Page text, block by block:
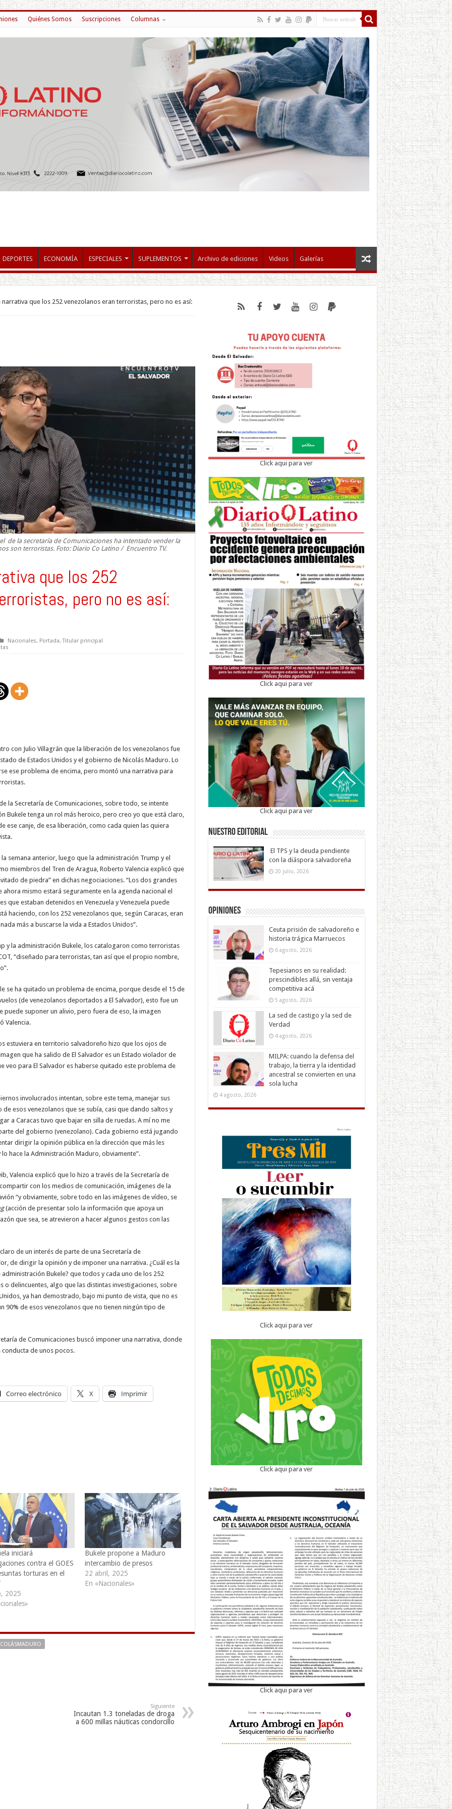
Quiénes Somos Suscripciones Columnas
DEPORTES ECONOMÍA ESPECIALES SUPLEMENTOS Archivo de ediciones Videos Galerías
narrativa que los 252 venezolanos eran terroristas, pero no es así:
de la secretaría de Comunicaciones ha intentado vender la
son terroristas. Foto: Diario Co Latino / Encuentro TV.
que los 252
pero no es así:
Nacionales, Portada,Titular principal
con Julio Villagrán que la liberación de los venezolanos fue
de Estados Unidos y el gobierno de Nicolás Maduro. Lo
ese problema de encima, pero montó una narrativa para
la Secretaría de Comunicaciones, sobre todo, se intente
Bukele tenga un rol más heroico, pero creo yo que está claro,
ese canje, de esa liberación, como cada quien las quiera
semana anterior, luego que la administración Trump y el
miembros del Tren de Aragua, Roberto Valencia explicó que
de piedra” en dichas negociaciones. “Los dos grandes
mismo estará seguramente en la agenda nacional el
que estaban detenidos en Venezuela y Venezuela puede
haciendo, con los 252 venezolanos que, según Caracas, eran
más a buscarse la vida a Estados Unidos”.
y la administración Bukele, los catalogaron como terroristas
“diseñado para terroristas, tan así que el propio nombre,
se ha quitado un problema de encima, porque desde el 15 de
(de venezolanos deportados a El Salvador), esto fue un
puede suponer un alivio, pero fuera de eso, la imagen
Valencia.
estuviera en territorio salvadoreño hizo que los ojos de
que ha salido de El Salvador es un Estado violador de
veo para El Salvador es haberse quitado este problema de
involucrados intentan, sobre este tema, manejar sus
esos venezolanos que se subía, casi que dando saltos y
a Caracas tuvo que bajar en silla de ruedas. A mí no me
del gobierno (venezolano). Cada gobierno está jugando
dirigir la opinión pública en la dirección que más les
hace la Administración Maduro, obviamente”.
Valencia explicó que lo hizo a través de la Secretaría de
con los medios de comunicación, imágenes de la
“y obviamente, sobre todo en las imágenes de vídeo, se
(acción de presentar solo la información que apoya un
que sea, se atrevieron a hacer algunos gestos con las
de un interés de parte de una Secretaría de
de dirigir la opinión y de imponer una narrativa. ¿Cuál es la
Bukele? que todos y cada uno de los 252
o delincuentes, algo que las distintas investigaciones, sobre
ya han demostrado, bajo mi punto de vista, que no es
90% de esos venezolanos que no tienen ningún tipo de
de Comunicaciones buscó imponer una narrativa, donde
de unos pocos.
Correo electrónico X Imprimir
iniciará
contra el GOES
torturas en el
2025
Bukele propone a Maduro
intercambio de presos
22 abril, 2025
En «Nacionales»
Siguiente
Incautan 1.3 toneladas de droga
a 600 millas náuticas condorcillo
Click aqui para ver
Click aqui para ver
Click aqui para ver
Nuestro Editorial
El TPS y la deuda pendiente
con la diáspora salvadoreña
20 julio, 2026
Opiniones
Ceuta prisión de salvadoreño e
historia trágica Marruecos
6 agosto, 2026
Tepesianos en su realidad:
prescindibles allá, sin ventaja
competitiva acá
5 agosto, 2026
La sed de castigo y la sed de
Verdad
4 agosto, 2026
MILPA: cuando la defensa del
trabajo, la tierra y la identidad
ancestral se convierten en una
sola lucha
4 agosto, 2026
Click aqui para ver
Click aqui para ver
Click aqui para ver